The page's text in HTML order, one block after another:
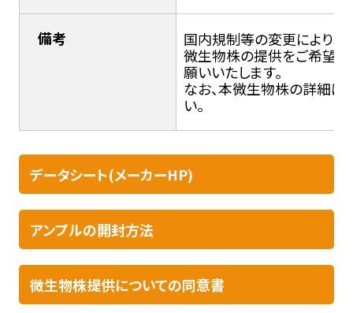
備考
国内規制等の変更により輸
微生物株の提供をご希望の
願いいたします。
なお、本微生物株の詳細に
い。
データシート(メーカーHP)
アンプルの開封方法​
微生物株提供についての同意書